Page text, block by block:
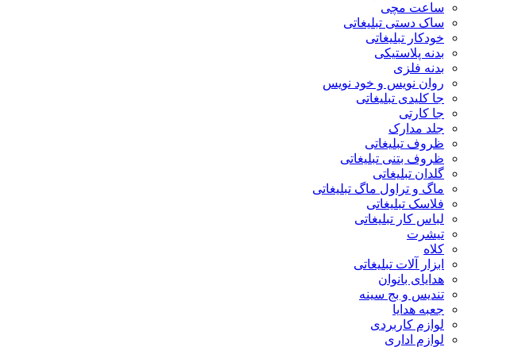
ساعت مچی
ساک دستی تبلیغاتی
خودکار تبلیغاتی
بدنه پلاستیکی
بدنه فلزی
روان نویس و خود نویس
جا کلیدی تبلیغاتی
جا کارتی
جلد مدارک
ظروف تبلیغاتی
ظروف بتنی تبلیغاتی
گلدان تبلیغاتی
ماگ و تراول ماگ تبلیغاتی
فلاسک تبلیغاتی
لباس کار تبلیغاتی
تیشرت
کلاه
ابزار آلات تبلیغاتی
هدایای بانوان
تندیس و بج سینه
جعبه هدایا
لوازم کاربردی
لوازم اداری